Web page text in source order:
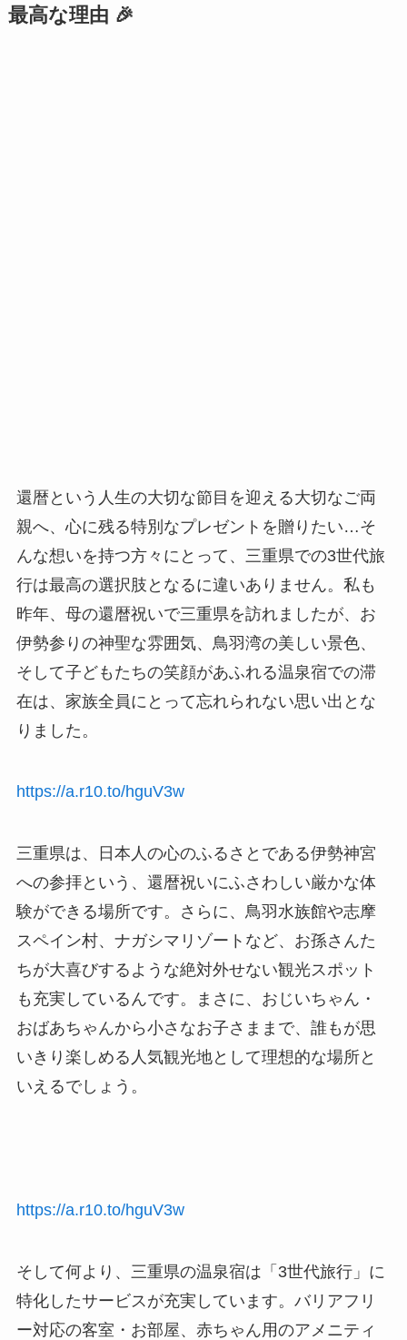
最高な理由 🎉
還暦という人生の大切な節目を迎える大切なご両
親へ、心に残る特別なプレゼントを贈りたい…そ
んな想いを持つ方々にとって、三重県での3世代旅
行は最高の選択肢となるに違いありません。私も
昨年、母の還暦祝いで三重県を訪れましたが、お
伊勢参りの神聖な雰囲気、鳥羽湾の美しい景色、
そして子どもたちの笑顔があふれる温泉宿での滞
在は、家族全員にとって忘れられない思い出とな
りました。
https://a.r10.to/hguV3w
三重県は、日本人の心のふるさとである伊勢神宮
への参拝という、還暦祝いにふさわしい厳かな体
験ができる場所です。さらに、鳥羽水族館や志摩
スペイン村、ナガシマリゾートなど、お孫さんた
ちが大喜びするような絶対外せない観光スポット
も充実しているんです。まさに、おじいちゃん・
おばあちゃんから小さなお子さままで、誰もが思
いきり楽しめる人気観光地として理想的な場所と
いえるでしょう。
https://a.r10.to/hguV3w
そして何より、三重県の温泉宿は「3世代旅行」に
特化したサービスが充実しています。バリアフリ
ー対応の客室・お部屋、赤ちゃん用のアメニティ